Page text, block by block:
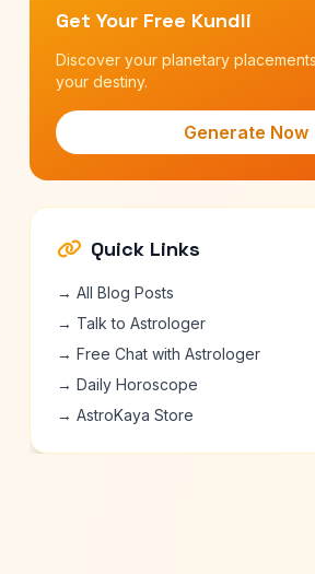
Get Your Free Kundli
Discover your planetary
your destiny.
Generate Now
Quick Links
→ All Blog Posts
→ Talk to Astrologer
→ Free Chat with Astrologer
→ Daily Horoscope
→ AstroKaya Store